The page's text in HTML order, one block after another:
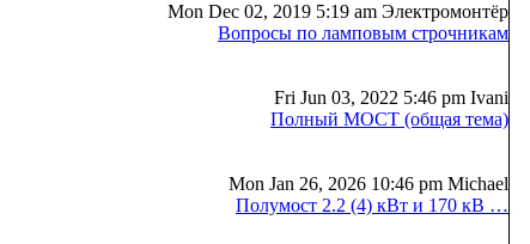
Mon Dec 02, 2019 5:19 am Электромонтёр
Вопросы по ламповым строчникам
Fri Jun 03, 2022 5:46 pm Ivani
Полный МОСТ (общая тема)
Mon Jan 26, 2026 10:46 pm Michael
Полумост 2.2 (4) кВт и 170 кВ …